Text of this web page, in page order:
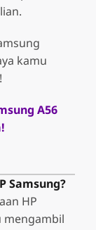
kamu
A56
Samsung?
HP
mengambil